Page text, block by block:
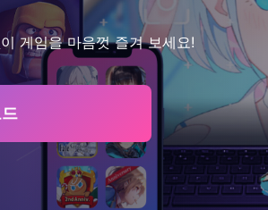
게임을 마음껏 즐겨 보세요!